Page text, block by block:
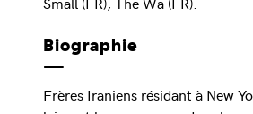
Biographie
Frères Iraniens résidant à New